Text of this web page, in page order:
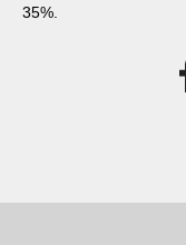
35%.